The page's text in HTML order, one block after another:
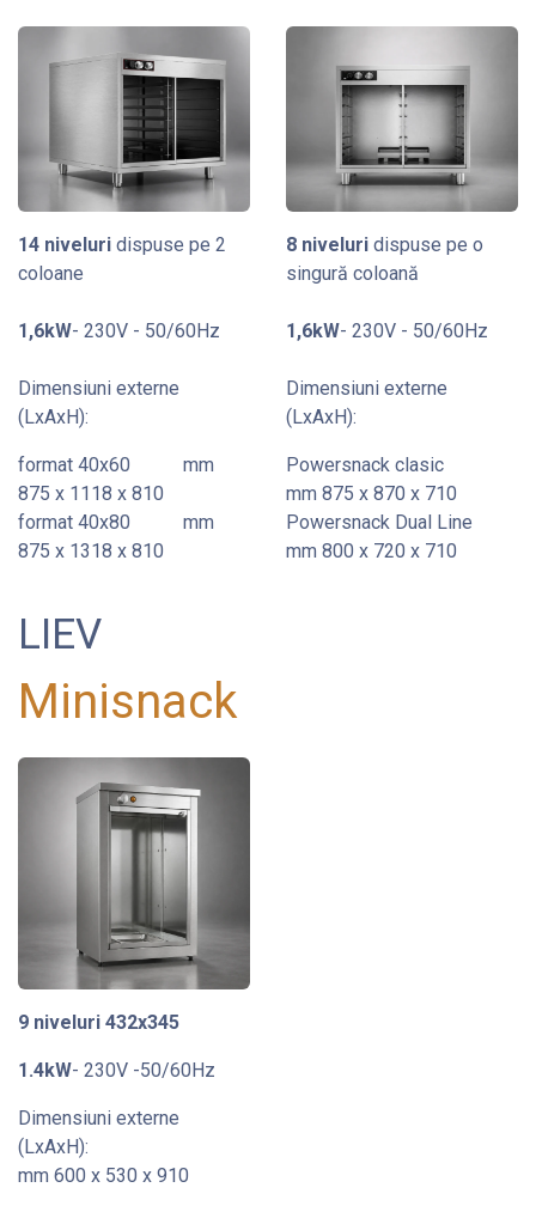
14 niveluri dispuse pe 2
coloane
1,6kW- 230V - 50/60Hz
Dimensiuni externe
(LxAxH):
format 40x60
​ mm
875 x 1118 x 810
format 40x80
​ mm
875 x 1318 x 810
8 niveluri dispuse pe o
singură coloană
1,6kW- 230V - 50/60Hz
Dimensiuni externe
(LxAxH):
Powersnack clasic
mm 875 x 870 x 710
Powersnack Dual Line
mm 800 x 720 x 710
LIEV
Minisnack
9 niveluri 432x345
1.4kW- 230V -50/60Hz
Dimensiuni externe
(LxAxH):
mm 600 x 530 x 910